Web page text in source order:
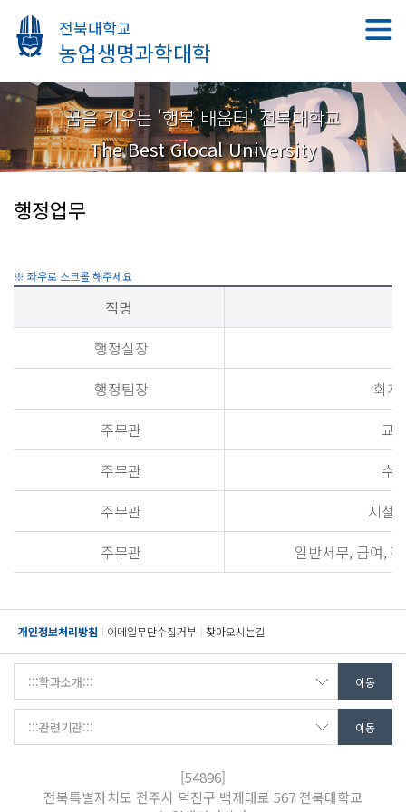
전북대학교
농업생명과학대학
꿈을 키우는 '행복 배움터' 전북대학교
The Best Glocal University
행정업무
직명
행정실장
행정팀장
회계
주무관
교
주무관
수
주무관
시설
주무관
일반서무, 급여,
개인정보처리방침 이메일무단수집거부 찾아오시는길
[54896]
전북특별자치도 전주시 덕진구 백제대로 567 전북대학교